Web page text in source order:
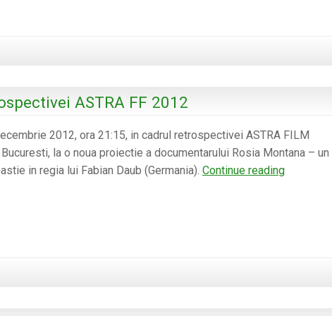
ASTRA FF 2012
2012, ora 21:15, in cadrul retrospectivei ASTRA FILM
Bucuresti, la o noua proiectie a documentarului Rosia Montana –
in regia lui Fabian Daub (Germania). Continue readingRosia